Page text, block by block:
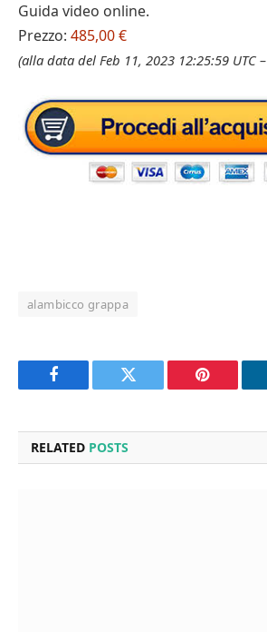
Guida video online.
Prezzo: 485,00 €
(alla data del Feb 11, 2023 12:25:59 UTC –
alambicco grappa
Facebook Twitter Pinterest
RELATED POSTS